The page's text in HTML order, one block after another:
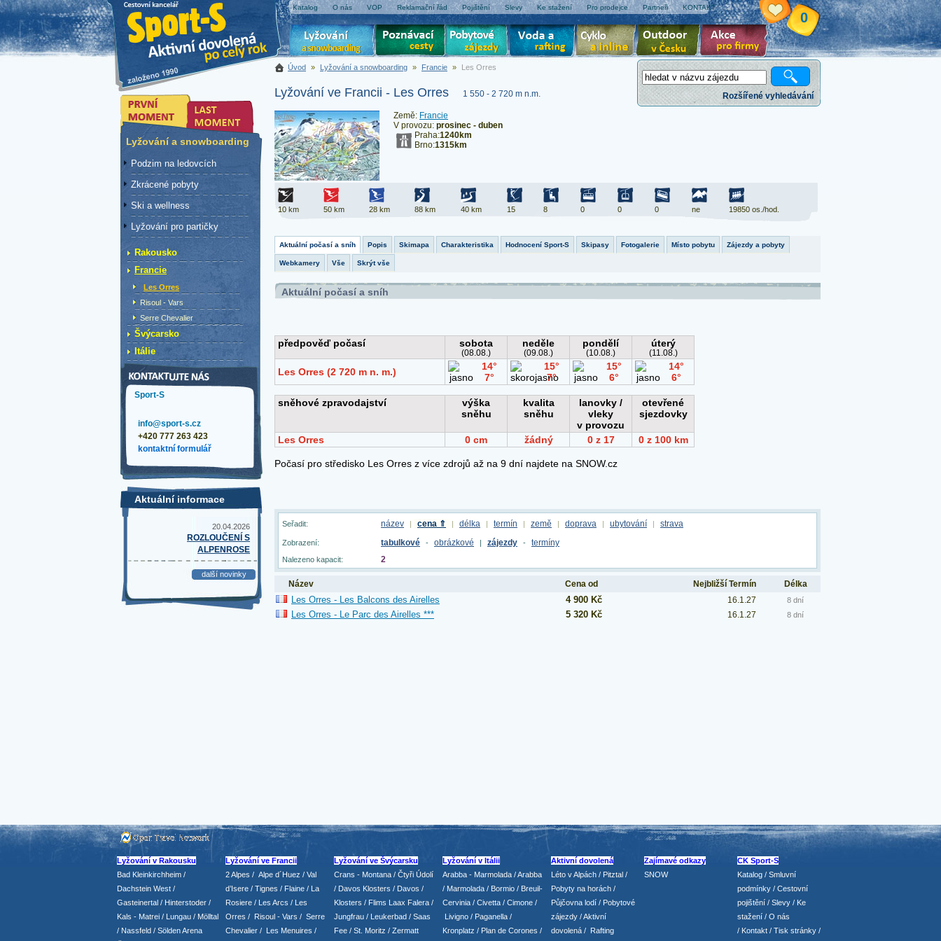
Katalog O nás VOP Reklamační řád Pojištění Slevy Ke stažení Pro prodejce Partneři KONTAKT
0
Rozšířené vyhledávání
Úvod » Lyžování a snowboarding » Francie » Les Orres
Lyžování ve Francii - Les Orres 1 550 - 2 720 m n.m.
Země: Francie
V provozu: prosinec - duben
Praha:1240km
Brno:1315km
10 km 50 km 28 km 88 km 40 km 15 8 0 0 0 ne 19850 os./hod.
Aktuální počasí a sníh Popis Skimapa Charakteristika Hodnocení Sport-S Skipasy Fotogalerie Místo pobytu Zájezdy a pobyty
Webkamery Vše Skrýt vše
Aktuální počasí a sníh
Seřadit: název | cena ⇑ | délka | termín | země | doprava | ubytování | strava
Zobrazení: tabulkové - obrázkové | zájezdy - termíny
Nalezeno kapacit: 2
Název Cena od Nejbližší Termín Délka
Les Orres - Les Balcons des Airelles 4 900 Kč 16.1.27 8 dní
Les Orres - Le Parc des Airelles *** 5 320 Kč 16.1.27 8 dní
Lyžování a snowboarding
Podzim na ledovcích
Zkrácené pobyty
Ski a wellness
Lyžování pro partičky
Rakousko
Francie
Les Orres
Risoul - Vars
Serre Chevalier
Švýcarsko
Itálie
Sport-S
info@sport-s.cz
+420 777 263 423
kontaktní formulář
Aktuální informace
20.04.2026
ROZLOUČENÍ S
ALPENROSE
další novinky
Lyžování v Rakousku
Bad Kleinkirchheim /
Dachstein West /
Gasteinertal / Hinterstoder /
Kals - Matrei / Lungau / Mölltal
/ Nassfeld / Sölden Arena
Lyžování ve Francii
2 Alpes / Alpe d´Huez / Val
d’Isere / Tignes / Flaine / La
Rosiere / Les Arcs / Les
Orres / Risoul - Vars / Serre
Chevalier / Les Menuires /
Lyžování ve Švýcarsku
Crans - Montana / Čtyři Údolí
/ Davos Klosters / Davos /
Klosters / Flims Laax Falera /
Jungfrau / Leukerbad / Saas
Fee / St. Moritz / Zermatt
Lyžování v Itálii
Arabba - Marmolada /Arabba
/ Marmolada / Bormio / Breuil-
Cervinia / Civetta / Cimone /
Livigno / Paganella /
Kronplatz / Plan de Corones /
Aktivní dovolená
Léto v Alpách / Pitztal /
Pobyty na horách /
Půjčovna lodí / Pobytové
zájezdy /Aktivní
dovolená / Rafting
Zajímavé odkazy
SNOW
CK Sport-S
Katalog / Smluvní
podmínky / Cestovní
pojištění / Slevy / Ke
stažení / O nás
/ Kontakt / Tisk stránky /